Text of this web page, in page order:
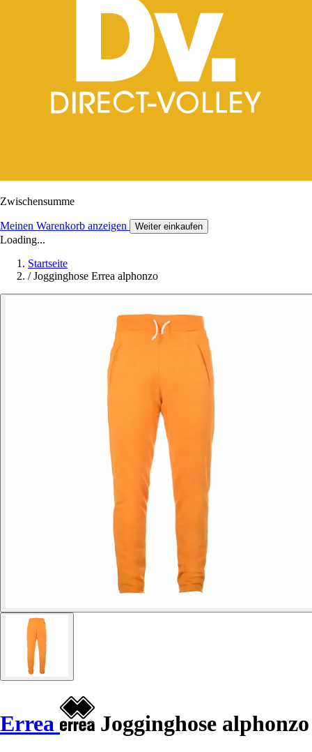
Zwischensumme
Meinen Warenkorb anzeigen Weiter einkaufen
Loading...
Startseite
/ Jogginghose Errea alphonzo
Errea Jogginghose alphonzo